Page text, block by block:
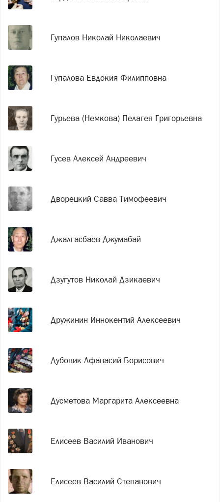
Гупалов Николай Николаевич
Гупалова Евдокия Филипповна
Гурьева (Немкова) Пелагея Григорьевна
Гусев Алексей Андреевич
Дворецкий Савва Тимофеевич
Джалгасбаев Джумабай
Дзугутов Николай Дзикаевич
Дружинин Иннокентий Алексеевич
Дубовик Афанасий Борисович
Дусметова Маргарита Алексеевна
Елисеев Василий Иванович
Елисеев Василий Степанович